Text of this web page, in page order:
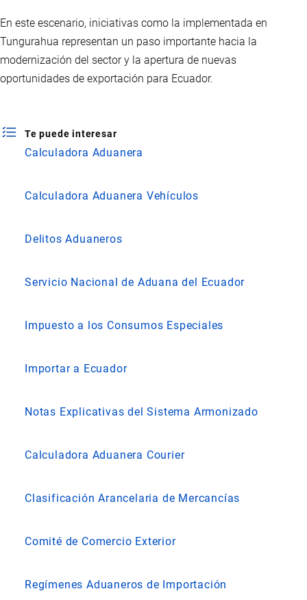
En este escenario, iniciativas como la implementada en
Tungurahua representan un paso importante hacia la
modernización del sector y la apertura de nuevas
oportunidades de exportación para Ecuador.
Te puede interesar
Calculadora Aduanera
Calculadora Aduanera Vehículos
Delitos Aduaneros
Servicio Nacional de Aduana del Ecuador
Impuesto a los Consumos Especiales
Importar a Ecuador
Notas Explicativas del Sistema Armonizado
Calculadora Aduanera Courier
Clasificación Arancelaria de Mercancías
Comité de Comercio Exterior
Regímenes Aduaneros de Importación